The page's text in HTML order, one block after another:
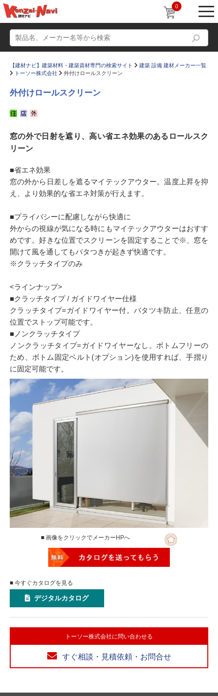
0
かたなび コラム
Q＆A
お気に入り
【建材ナビ】建築材料・建築資材専門の検索サイト
建築 設備 建材メーカー一覧
トーソー株式会社
外付けロールスクリーン
外付けロールスクリーン
窓の外で日射を遮り、高い省エネ効果のあるロールスク
リーン
■省エネ効果
窓の外から日差しを遮るマイテックアウター。温度上昇を抑
え、より効果的な省エネ対策が行えます。
■プライバシーに配慮しながら快適に
外からの視線が気になる時にもマイテックアウターはおすす
めです。好きな位置でスクリーンを固定することで※、窓を
開けて風を通してもバタつきが起きず快適です。
※クラッチタイプのみ
<ラインナップ>
■クラッチタイプ / ガイドワイヤー仕様
クラッチタイプ=ガイドワイヤー付。バタツキ防止、任意の
位置でストップ可能です。
■ノンクラッチタイプ
ノンクラッチタイプ=ガイドワイヤーなし。ボトムフリーの
ため、ボトム固定ベルト(オプション)を使用すれば、手摺り
に固定可能です。
■ 画像をクリックでメーカーHPへ
■ 今すぐカタログを見る
デジタルカタログ
トーソー株式会社に問い合わせる
すぐ相談・見積依頼・お問合せ